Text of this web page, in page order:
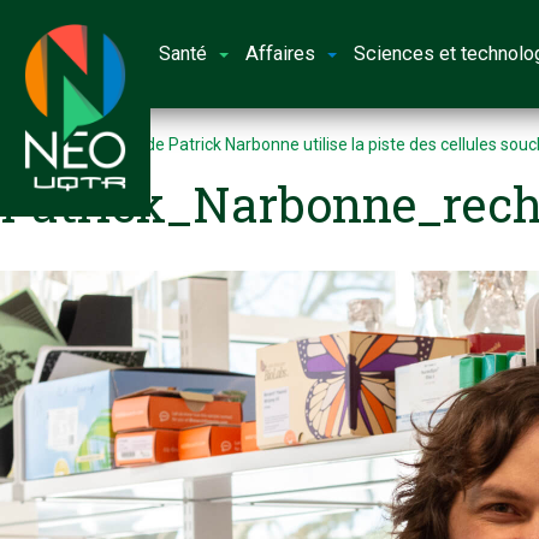
Santé Affaires Sciences et
Accueil L’équipe de Patrick Narbonne utilise la piste des cellules